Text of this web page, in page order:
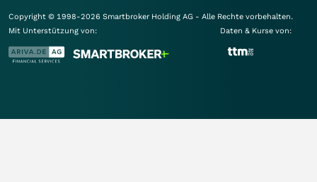
Copyright © 1998-2026 Smartbroker Holding AG - Alle Rechte vorbehalten.
Mit Unterstützung von:
Daten & Kurse von: